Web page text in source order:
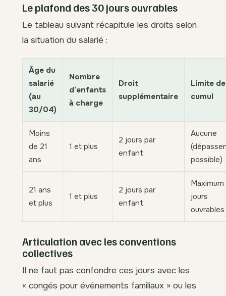
Le plafond des 30 jours ouvrables
Le tableau suivant récapitule les droits selon
la situation du salarié :
Âge du
salarié
(au
30/04)
Nombre
d’enfants
à charge
Droit
supplémentaire
Limite de
cumul
Moins
de 21
ans
1 et plus
2 jours par
enfant
Aucune
possible)
21 ans
et plus
1 et plus
2 jours par
enfant
jours
ouvrables
Articulation avec les conventions
collectives
Il ne faut pas confondre ces jours avec les
« congés pour événements familiaux » ou les